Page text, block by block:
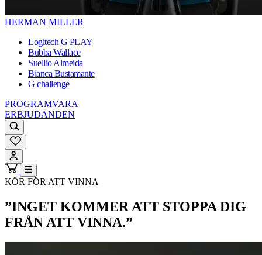
HERMAN MILLER
Logitech G PLAY
Bubba Wallace
Suellio Almeida
Bianca Bustamante
G challenge
PROGRAMVARA
ERBJUDANDEN
KÖR FÖR ATT VINNA
”INGET KOMMER ATT STOPPA DIG
FRÅN ATT VINNA.”